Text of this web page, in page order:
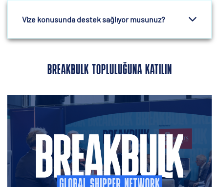
Vize konusunda destek sağlıyor musunuz?
BREAKBULK TOPLULUĞUNA KATILIN